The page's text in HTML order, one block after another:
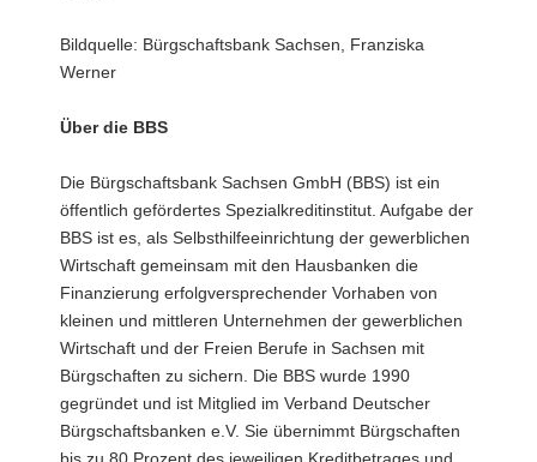
Bildquelle: Bürgschaftsbank Sachsen, Franziska
Werner
Über die BBS
Die Bürgschaftsbank Sachsen GmbH (BBS) ist ein
öffentlich gefördertes Spezialkreditinstitut. Aufgabe der
BBS ist es, als Selbsthilfeeinrichtung der gewerblichen
Wirtschaft gemeinsam mit den Hausbanken die
Finanzierung erfolgversprechender Vorhaben von
kleinen und mittleren Unternehmen der gewerblichen
Wirtschaft und der Freien Berufe in Sachsen mit
Bürgschaften zu sichern. Die BBS wurde 1990
gegründet und ist Mitglied im Verband Deutscher
Bürgschaftsbanken e.V. Sie übernimmt Bürgschaften
bis zu 80 Prozent des jeweiligen Kreditbetrages und